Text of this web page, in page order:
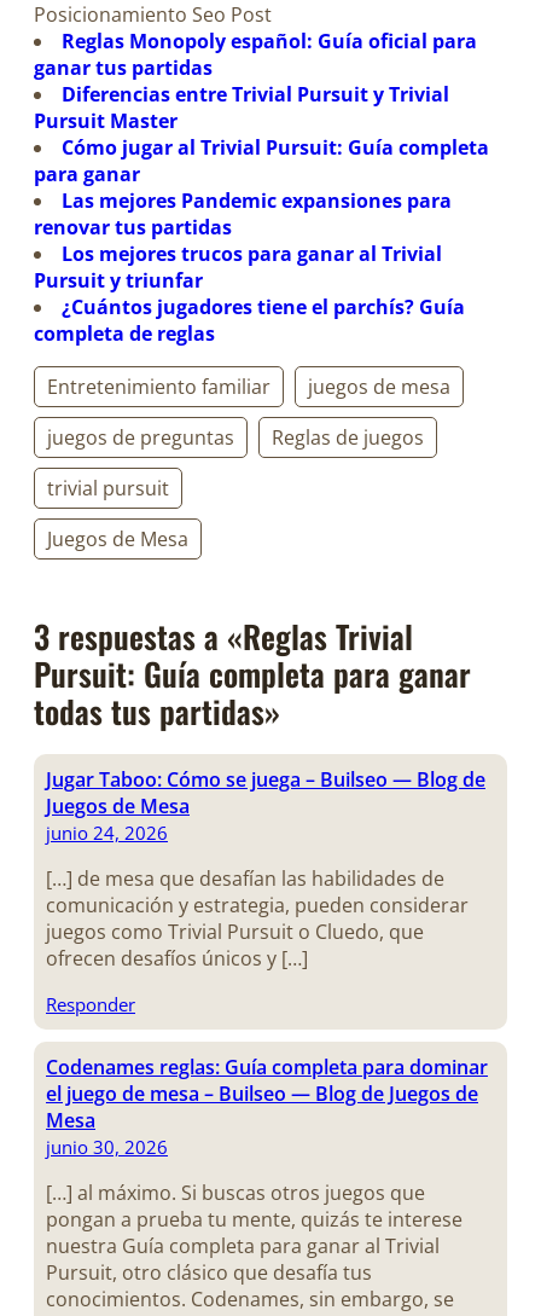
Posicionamiento Seo Post
Reglas Monopoly español: Guía oficial para
ganar tus partidas
Diferencias entre Trivial Pursuit y Trivial
Pursuit Master
Cómo jugar al Trivial Pursuit: Guía completa
para ganar
Las mejores Pandemic expansiones para
renovar tus partidas
Los mejores trucos para ganar al Trivial
Pursuit y triunfar
¿Cuántos jugadores tiene el parchís? Guía
completa de reglas
Entretenimiento familiar
juegos de mesa
juegos de preguntas
Reglas de juegos
trivial pursuit
Juegos de Mesa
3 respuestas a «Reglas Trivial
Pursuit: Guía completa para ganar
todas tus partidas»
Jugar Taboo: Cómo se juega – Builseo — Blog de
Juegos de Mesa
junio 24, 2026
[…] de mesa que desafían las habilidades de
comunicación y estrategia, pueden considerar
juegos como Trivial Pursuit o Cluedo, que
ofrecen desafíos únicos y […]
Responder
Codenames reglas: Guía completa para dominar
el juego de mesa – Builseo — Blog de Juegos de
Mesa
junio 30, 2026
[…] al máximo. Si buscas otros juegos que
pongan a prueba tu mente, quizás te interese
nuestra Guía completa para ganar al Trivial
Pursuit, otro clásico que desafía tus
conocimientos. Codenames, sin embargo, se